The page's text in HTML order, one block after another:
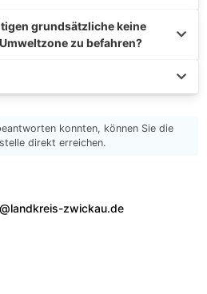
grundsätzliche keine
zu befahren?
konnten, können Sie die
direkt erreichen.
zwickau.de